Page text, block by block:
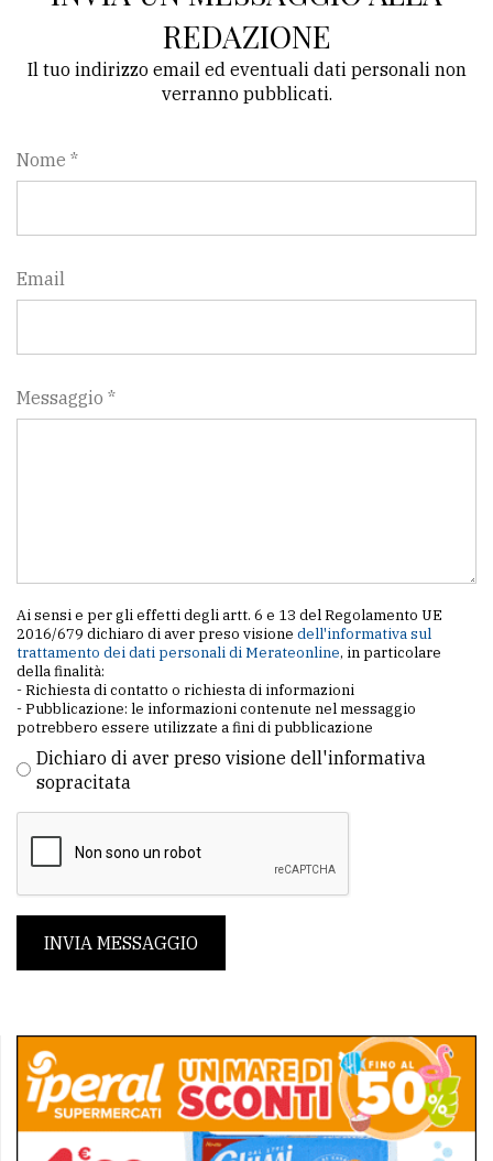
REDAZIONE
Il tuo indirizzo email ed eventuali dati personali non
verranno pubblicati.
Nome *
Email
Messaggio *
Ai sensi e per gli effetti degli artt. 6 e 13 del Regolamento UE
2016/679 dichiaro di aver preso visione dell'informativa sul
trattamento dei dati personali di Merateonline, in particolare
della finalità:
- Richiesta di contatto o richiesta di informazioni
- Pubblicazione: le informazioni contenute nel messaggio
potrebbero essere utilizzate a fini di pubblicazione
Dichiaro di aver preso visione dell'informativa
sopracitata
INVIA MESSAGGIO